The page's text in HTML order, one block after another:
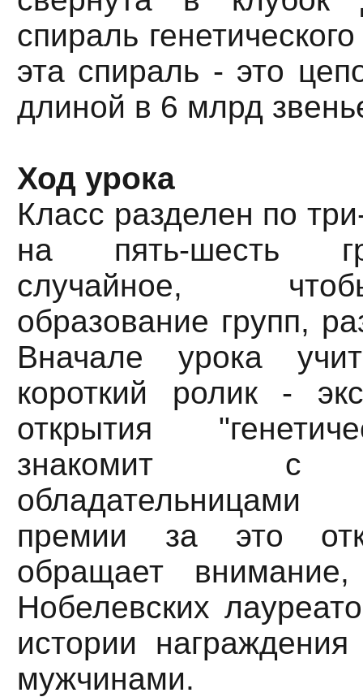
спираль
эта спираль - это
длиной в 6 млрд
Ход урока
Класс разделен по
на пять-шесть
случайное,
образование групп,
Вначале урока
короткий ролик -
открытия
знакомит с
премии за это
обращает
Нобелевских
истории
мужчинами.